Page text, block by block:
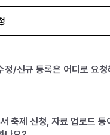
정/신규 등록은 어디로 요
축제 신청, 자료 업로드 등